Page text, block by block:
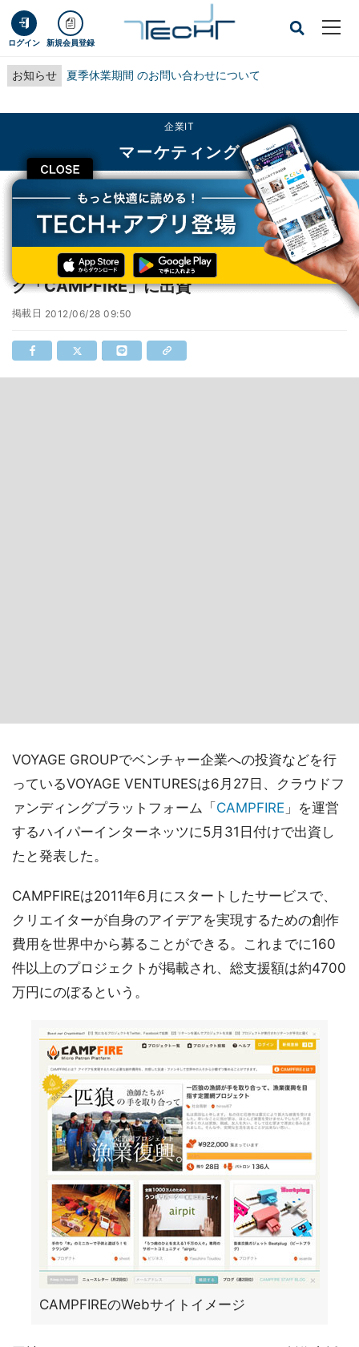
ログイン 新規会員登録
お知らせ 夏季休業期間 のお問い合わせについて
CLOSE
企業IT
マーケティング
TECH+ 企業IT
マーケティング
VOYAGE VENTURES、クラウドファンディング「CAMPFIRE」に出資
VOYAGE VENTURES、クラウドファンディン
グ「CAMPFIRE」に出資
掲載日 2012/06/28 09:50
VOYAGE GROUPでベンチャー企業への投資などを行
っているVOYAGE VENTURESは6月27日、クラウドフ
ァンディングプラットフォーム「 CAMPFIRE 」を運営
するハイパーインターネッツに5月31日付けで出資し
たと発表した。
CAMPFIREは2011年6月にスタートしたサービスで、
クリエイターが自身のアイデアを実現するための創作
費用を世界中から募ることができる。これまでに160
件以上のプロジェクトが掲載され、総支援額は約4700
万円にのぼるという。
CAMPFIREのWebサイトイメージ